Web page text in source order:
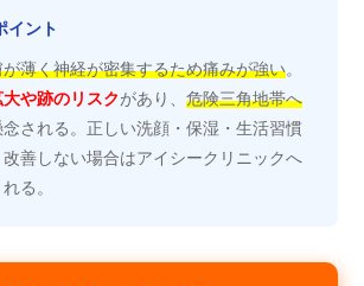
イント
が薄く神経が密集するため痛みが強い。
や跡のリスクがあり、 危険三角地帯へ
念される。正しい洗顔・保湿・生活習慣
善しない場合はアイシークリニックへ
る。